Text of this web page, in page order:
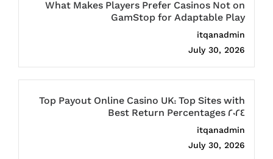
What Makes Players Prefer Casinos Not on
GamStop for Adaptable Play
itqanadmin
July 30, 2026
Top Payout Online Casino UK: Top Sites with
Best Return Percentages 2024
itqanadmin
July 30, 2026